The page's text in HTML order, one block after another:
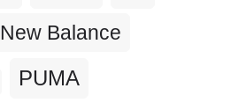
New Balance
PUMA